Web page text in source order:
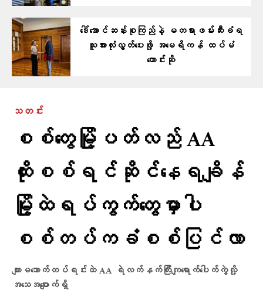
ဒေါ်အောင်ဆန်းစုကြည်နဲ့ မတရားဖမ်းဆီးခံရ
သူအားလုံးလွှတ်ပေးဖို့ အမေရိကန် ထပ်မံ
တောင်းဆို
သတင်း
စစ်တွေမြို့ပတ်လည် AA
ထိုးစစ်ရင်ဆိုင်နေရချိန်
မြို့ထဲရပ်ကွက်တွေမှာပါ
စစ်တပ်ကခံစစ်ပြင်လာ
ကျားမသောက်တပ်ရင်းထဲ AA ရဲလက်နက်ကြီးကျရောက်ပေါက်ကွဲလို့
အသေအပျောက်ရှိ